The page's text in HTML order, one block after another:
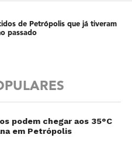
de Petrópolis que já tiveram
passado
podem chegar aos 35°C
em Petrópolis